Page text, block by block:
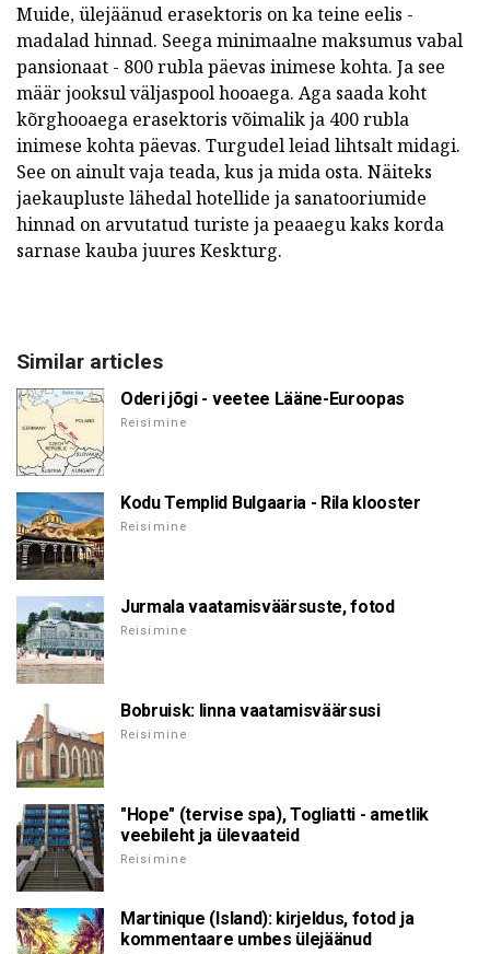
Muide, ülejäänud erasektoris on ka teine eelis -
madalad hinnad. Seega minimaalne maksumus vabal
pansionaat - 800 rubla päevas inimese kohta. Ja see
määr jooksul väljaspool hooaega. Aga saada koht
kõrghooaega erasektoris võimalik ja 400 rubla
inimese kohta päevas. Turgudel leiad lihtsalt midagi.
See on ainult vaja teada, kus ja mida osta. Näiteks
jaekaupluste lähedal hotellide ja sanatooriumide
hinnad on arvutatud turiste ja peaaegu kaks korda
sarnase kauba juures Keskturg.
Similar articles
Oderi jõgi - veetee Lääne-Euroopas
Reisimine
Kodu Templid Bulgaaria - Rila klooster
Reisimine
Jurmala vaatamisväärsuste, fotod
Reisimine
Bobruisk: linna vaatamisväärsusi
Reisimine
"Hope" (tervise spa), Togliatti - ametlik
veebileht ja ülevaateid
Reisimine
Martinique (Island): kirjeldus, fotod ja
kommentaare umbes ülejäänud